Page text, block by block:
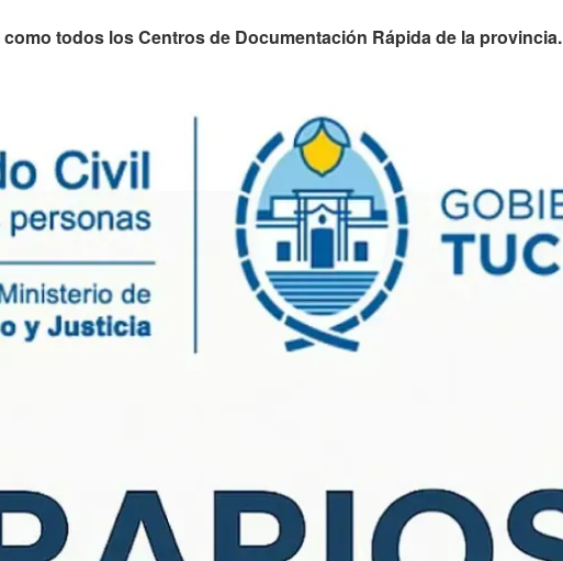
todos los Centros de Documentación Rápida de la provincia.